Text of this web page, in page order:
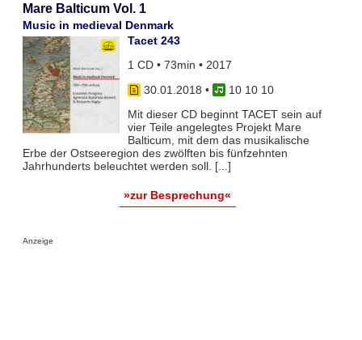
Mare Balticum Vol. 1
Music in medieval Denmark
Tacet 243
1 CD • 73min • 2017
30.01.2018 •
10 10 10
Mit dieser CD beginnt TACET sein auf
vier Teile angelegtes Projekt Mare
Balticum, mit dem das musikalische
Erbe der Ostseeregion des zwölften bis fünfzehnten
Jahrhunderts beleuchtet werden soll. [...]
»zur Besprechung«
Anzeige